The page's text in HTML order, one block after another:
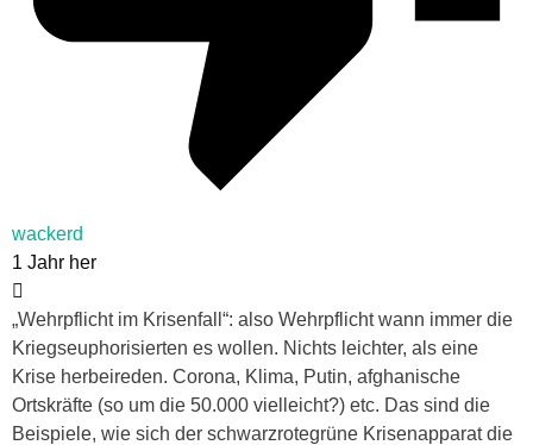
wackerd
1 Jahr her
„Wehrpflicht im Krisenfall“: also Wehrpflicht wann immer die
Kriegseuphorisierten es wollen. Nichts leichter, als eine
Krise herbeireden. Corona, Klima, Putin, afghanische
Ortskräfte (so um die 50.000 vielleicht?) etc. Das sind die
Beispiele, wie sich der schwarzrotegrüne Krisenapparat die